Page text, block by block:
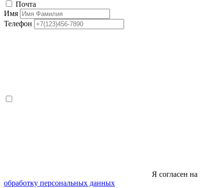
Почта
Имя
Телефон
Я согласен на
обработку персональных данных